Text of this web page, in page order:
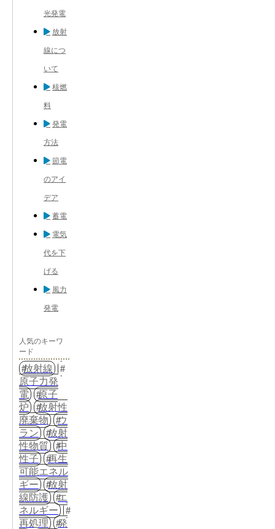
光発電
放射
線につ
いて
核燃
料
発電
方法
節電
のアイ
デア
蓄電
電気
代を下
げる
風力
発電
人気のキーワ
ード
放射線
原子力発
電
原子
炉
放射性
廃棄物
ウ
ラン
放射
性物質
中
性子
再生
可能エネル
ギー
放射
線防護
エ
ネルギー
再処理
発